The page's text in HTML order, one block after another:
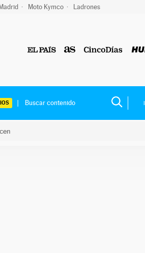
Moto Kymco Ladrones